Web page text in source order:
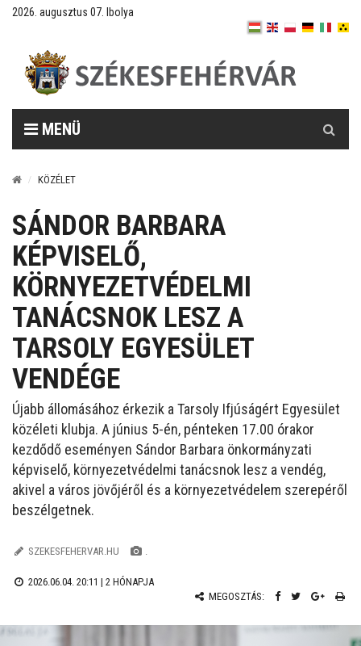
2026. augusztus 07. Ibolya
MENÜ
KÖZÉLET
SÁNDOR BARBARA
KÉPVISELŐ,
KÖRNYEZETVÉDELMI
TANÁCSNOK LESZ A
TARSOLY EGYESÜLET
VENDÉGE
Újabb állomásához érkezik a Tarsoly Ifjúságért Egyesület
közéleti klubja. A június 5-én, pénteken 17.00 órakor
kezdődő eseményen Sándor Barbara önkormányzati
képviselő, környezetvédelmi tanácsnok lesz a vendég,
akivel a város jövőjéről és a környezetvédelem szerepéről
beszélgetnek.
SZEKESFEHERVAR.HU .
2026.06.04. 20:11 | 2 HÓNAPJA
MEGOSZTÁS: